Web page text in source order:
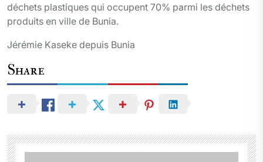
déchets plastiques qui occupent 70% parmi les déchets
produits en ville de Bunia.
Jérémie Kaseke depuis Bunia
Share